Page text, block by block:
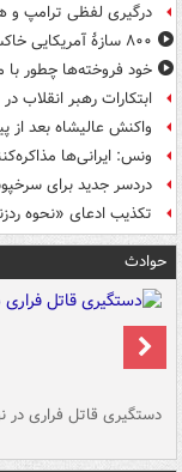
درگیری لفظی ترامپ و
۸۰۰ سازۀ آمریکایی خاکستر شد
خود فروخته‌ها چطور
ابتکارات رهبر انقلاب
واکنش عالیشاه بعد از
ونس: ایرانی‌ها
دردسر جدید برای
تکذیب ادعای «نحوه
حوادث
دستگیری قاتل فراری در